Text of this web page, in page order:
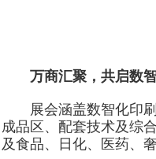
万商汇聚，共启数智
展会涵盖数智化印刷
成品区、配套技术及综
及食品、日化、医药、